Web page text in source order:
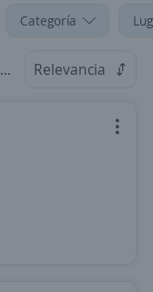
Categoría
Relevancia